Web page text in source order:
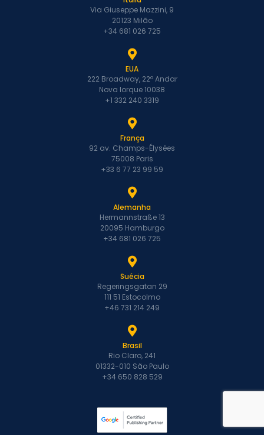
Via Giuseppe Mazzini, 9
20123 Milão
+34 681 026 725
EUA
222 Broadway, 22º Andar
Nova Iorque 10038
+1 332 240 3319
França
92 av. Champs-Élysées
75008 Paris
+33 6 77 23 99 59
Alemanha
Hermannstraße 13
20095 Hamburgo
+34 681 026 725
Suécia
Regeringsgatan 29
111 51 Estocolmo
+46 731 214 249
Brasil
Rio Claro, 241
01332-010 São Paulo
+34 650 828 529